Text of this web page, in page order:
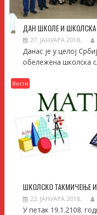
ДАН ШКОЛЕ И ШКОЛСКА
27. ЈАНУАРА 2018.
Данас је у целој
обележена школска
Вести
ШКОЛСКО ТАКМИЧЕЊЕ
22. ЈАНУАРА 2018.
У петак 19.1.2108.